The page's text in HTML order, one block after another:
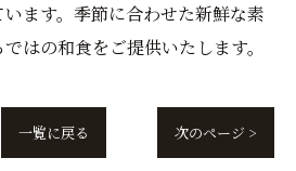
ます。季節に合わせた新鮮な素
はの和食をご提供いたします。
一覧に戻る 次のページ >